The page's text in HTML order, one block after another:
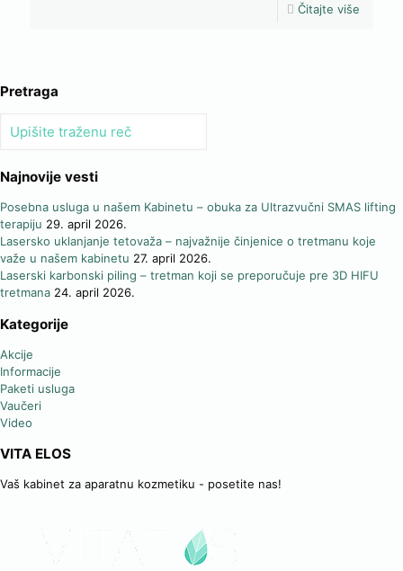
Čitajte više
Pretraga
Najnovije vesti
Posebna usluga u našem Kabinetu – obuka za Ultrazvučni SMAS lifting
terapiju 29. april 2026.
Lasersko uklanjanje tetovaža – najvažnije činjenice o tretmanu koje
važe u našem kabinetu 27. april 2026.
Laserski karbonski piling – tretman koji se preporučuje pre 3D HIFU
tretmana 24. april 2026.
Kategorije
Akcije
Informacije
Paketi usluga
Vaučeri
Video
VITA ELOS
Vaš kabinet za aparatnu kozmetiku - posetite nas!